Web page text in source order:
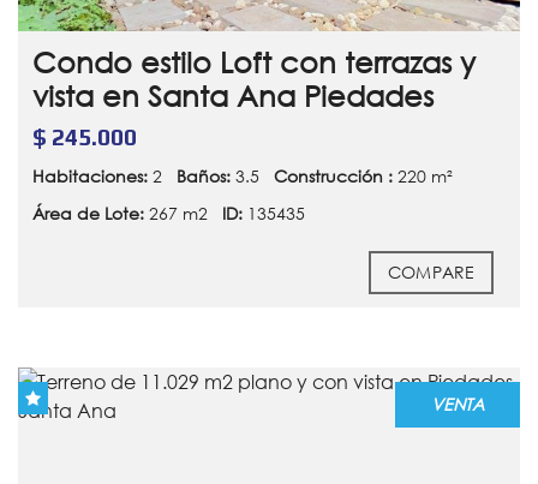
Condo estilo Loft con terrazas y
vista en Santa Ana Piedades
$ 245.000
Habitaciones: 2 Baños: 3.5 Construcción : 220 m²
Área de Lote: 267 m2 ID: 135435
VENTA
COMPARE